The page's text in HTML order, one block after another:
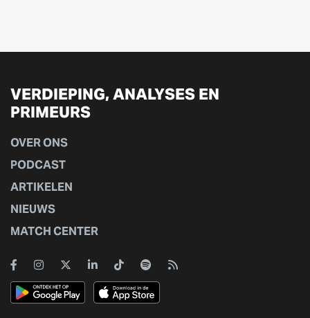
VERDIEPING, ANALYSES EN
PRIMEURS
OVER ONS
PODCAST
ARTIKELEN
NIEUWS
MATCH CENTER